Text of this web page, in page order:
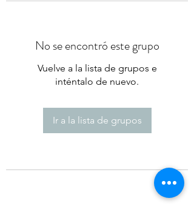
No se encontró este grupo
Vuelve a la lista de grupos e
inténtalo de nuevo.
Ir a la lista de grupos